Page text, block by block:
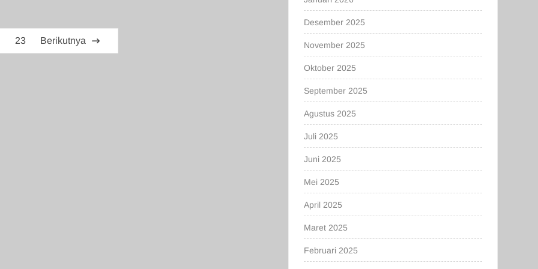
23 Berikutnya
Desember 2025
November 2025
Oktober 2025
September 2025
Agustus 2025
Juli 2025
Juni 2025
Mei 2025
April 2025
Maret 2025
Februari 2025